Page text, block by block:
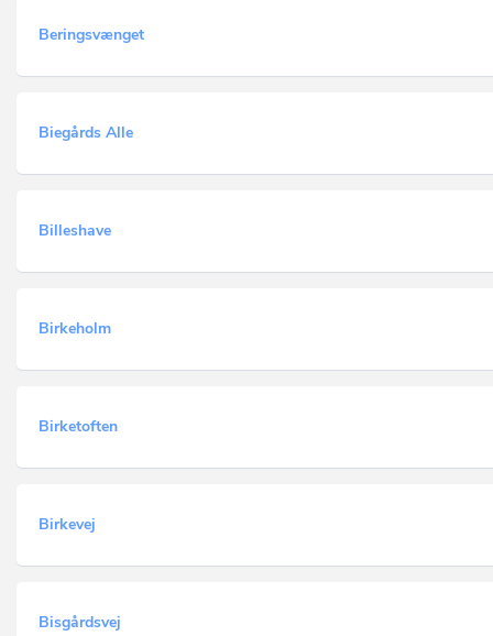
Beringsvænget
Biegårds Alle
Billeshave
Birkeholm
Birketoften
Birkevej
Bisgårdsvej